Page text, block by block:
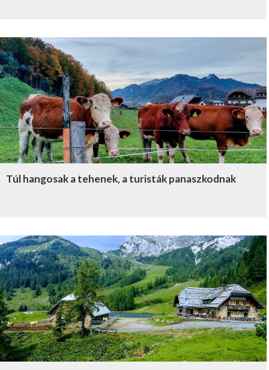
Túl hangosak a tehenek, a turisták panaszkodnak